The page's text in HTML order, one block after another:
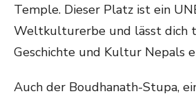
Temple. Dieser Platz ist ein
Weltkulturerbe und lässt dich
Geschichte und Kultur Nepals
Auch der Boudhanath-Stupa,